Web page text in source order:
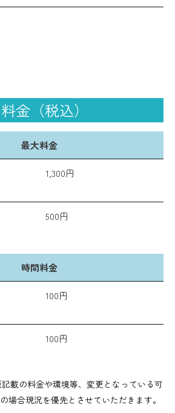
料金（税込）
最大料金
1,300円
500円
時間料金
100円
100円
載の料金や環境等、変更となっている可
場合現況を優先とさせていただきます。